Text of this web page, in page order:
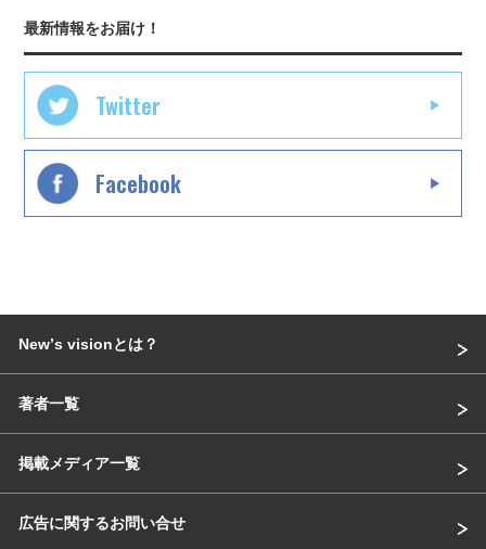
最新情報をお届け！
Twitter
Facebook
Newʼs visionとは？
著者一覧
掲載メディア一覧
広告に関するお問い合せ